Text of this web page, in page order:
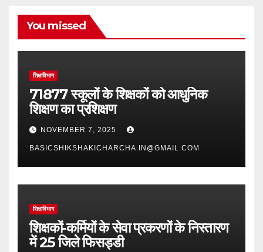
You missed
शिक्षाविभाग
71877 स्कूलों के शिक्षकों को आधुनिक
शिक्षण का प्रशिक्षण
NOVEMBER 7, 2025
BASICSHIKSHAKICHARCHA.IN@GMAIL.COM
शिक्षाविभाग
शिक्षकों-कर्मियों के सेवा प्रकरणों के निस्तारण
में 25 जिले फिसड्डी